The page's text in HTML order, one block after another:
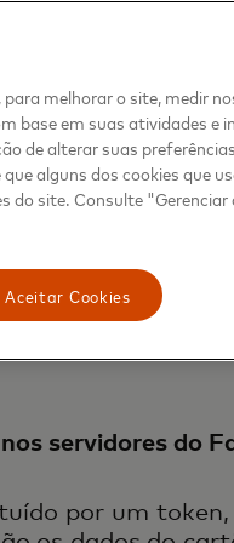
também
ou o Face ID.
protegidas?
por
, que transforma
e exclusivo, o
pelo
instituições
por
servidores do
por um token,
melhorar o site, medir
base em suas atividades e
de alterar suas
alguns dos cookies que
do site. Consulte "Gerenciar
Aceitar Cookies